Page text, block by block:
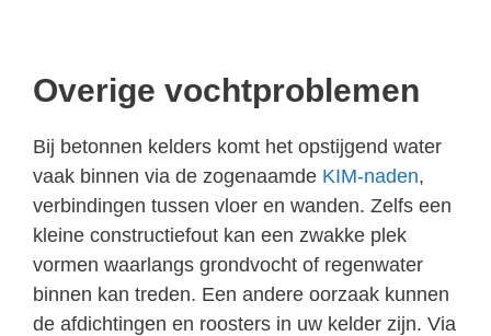
Overige vochtproblemen
Bij betonnen kelders komt het opstijgend water
vaak binnen via de zogenaamde KIM-naden,
verbindingen tussen vloer en wanden. Zelfs een
kleine constructiefout kan een zwakke plek
vormen waarlangs grondvocht of regenwater
binnen kan treden. Een andere oorzaak kunnen
de afdichtingen en roosters in uw kelder zijn. Via